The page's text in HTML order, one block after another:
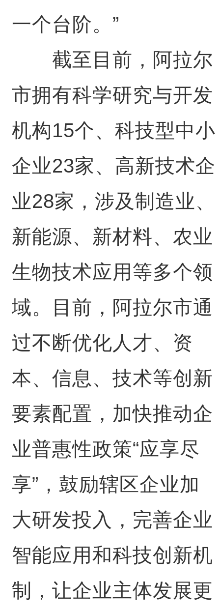
一个台阶。”
截至目前，阿拉尔
市拥有科学研究与开发
机构15个、科技型中小
企业23家、高新技术企
业28家，涉及制造业、
新能源、新材料、农业
生物技术应用等多个领
域。目前，阿拉尔市通
过不断优化人才、资
本、信息、技术等创新
要素配置，加快推动企
业普惠性政策“应享尽
享”，鼓励辖区企业加
大研发投入，完善企业
智能应用和科技创新机
制，让企业主体发展更